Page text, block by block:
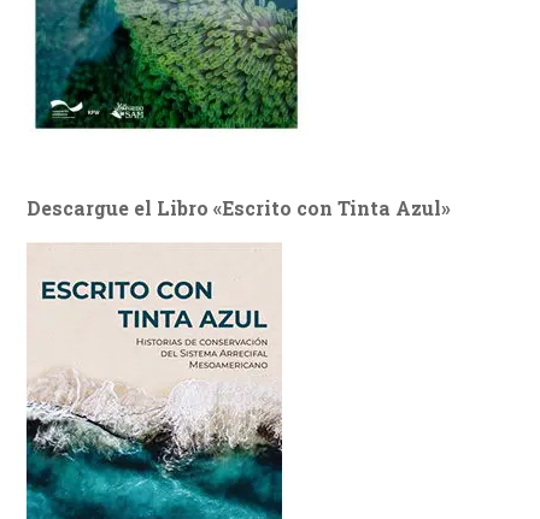
Descargue el Libro «Escrito con Tinta Azul»